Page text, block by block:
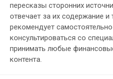
пересказы сторонних
отвечает за их содержание и
рекомендует
консультироваться со
принимать любые
контента.